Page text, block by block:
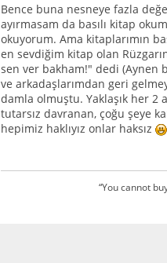
Bence buna nesneye fazla
ayırmasam da basılı kitap
okuyorum. Ama kitaplarımın
en sevdiğim kitap olan
sen ver bakham!" dedi (Aynen
ve arkadaşlarımdan geri
damla olmuştu. Yaklaşık her
tutarsız davranan, çoğu şeye
hepimiz haklıyız onlar haksız
“You cannot